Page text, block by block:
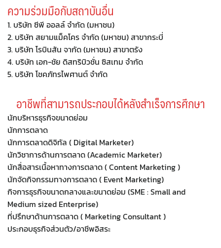
ความร่วมมือกับสถาบันอื่น
1. บริษัท ซีพี ออลล์ จำกัด (มหาชน)
2. บริษัท สยามแม็คโคร จำกัด (มหาชน) สาขากระบี่
3. บริษัท โรบินสัน จากัด (มหาชน) สาขาตรัง
4. บริษัท เอก-ชัย ดิสทริบิวชั่น ซิสเทม จำกัด
5. บริษัท โชคภัทรไพศานต์ จำกัด
อาชีพที่สามารถประกอบได้หลังสำเร็จการศึกษา
นักบริหารธุรกิจขนาดย่อม
นักการตลาด
นักการตลาดดิจิทัล ( Digital Marketer)
นักวิชาการด้านการตลาด (Academic Marketer)
นักสื่อสารเนื้อหาทางการตลาด ( Content Marketing )
นักจัดกิจกรรมทางการตลาด ( Event Marketing)
กิจการธุรกิจขนาดกลางและขนาดย่อม (SME : Small and
Medium sized Enterprise)
ที่ปรึกษาด้านการตลาด ( Marketing Consultant )
ประกอบธุรกิจส่วนตัว/อาชีพอิสระ